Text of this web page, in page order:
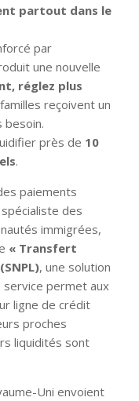
partout dans le
par
une nouvelle
réglez plus
reçoivent un
besoin.
près de 10
.
paiements
des
immigrées,
« Transfert
, une solution
permet aux
ligne de crédit
proches
liquidités sont
Uni envoient